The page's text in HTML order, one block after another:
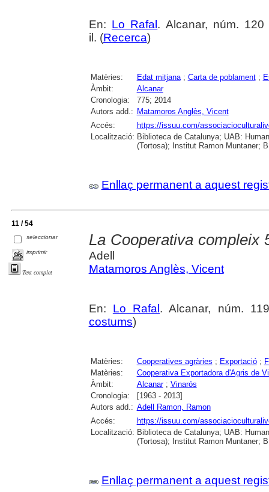
En: Lo Rafal . Alcanar, núm.
il. (Recerca)
Matèries: Edat mitjana; Carta de poblament;
Àmbit:
Alcanar
Cronologia:
775; 2014
Autors add.: Matamoros Anglès, Vicent
Accés:
https://issuu.com/
Localització: Biblioteca de Catalunya; UAB:
(Tortosa); Institut Ramon Muntaner;
Enllaç permanent a aquest
11 / 54
seleccionar
imprimir
Text complet
La Cooperativa compleix
Adell
Matamoros Anglès, Vicent
En: Lo Rafal . Alcanar, núm.
costums)
Matèries: Cooperatives agràries ; Exportació;
Matèries:
Cooperativa Exportadora d'Agris de
Àmbit:
Alcanar; Vinarós
Cronologia:
[1963 - 2013]
Autors add.: Adell Ramon, Ramon
Accés:
https://issuu.com/
Localització: Biblioteca de Catalunya; UAB:
(Tortosa); Institut Ramon Muntaner;
Enllaç permanent a aquest